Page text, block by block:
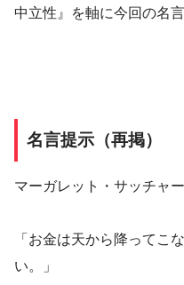
中立性』を軸に今回の名
名言提示（再掲）
マーガレット・サッチャー
「お金は天から降ってこ
い。」